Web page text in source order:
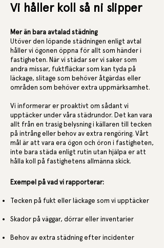
Vi håller koll så ni slipper
Mer än bara avtalad städning
Utöver den löpande städningen enligt avtal
håller vi ögonen öppna för allt som händer i
fastigheten. När vi städar ser vi saker som
andra missar, fuktfläckar som kan tyda på
läckage, slitage som behöver åtgärdas eller
områden som behöver extra uppmärksamhet.
Vi informerar er proaktivt om sådant vi
upptäcker under våra städrundor. Det kan vara
allt från en trasig belysning i källaren till tecken
på intrång eller behov av extra rengöring. Vårt
mål är att vara era ögon och öron i fastigheten,
inte bara städa enligt rutin utan hjälpa er att
hålla koll på fastighetens allmänna skick.
Exempel på vad vi rapporterar:
Tecken på fukt eller läckage som vi upptäcker
Skador på väggar, dörrar eller inventarier
Behov av extra städning efter incidenter